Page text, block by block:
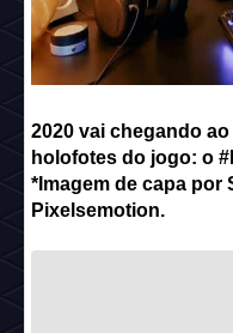
2020 vai chegando
holofotes do jogo: o
*Imagem de capa por
Pixelsemotion.